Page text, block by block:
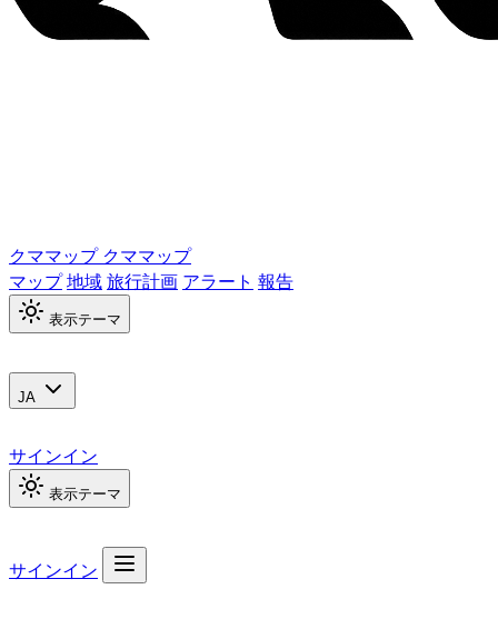
クママップ クママップ
マップ地域旅行計画 アラート 報告
表示テーマ
JA
サインイン
表示テーマ
サインイン